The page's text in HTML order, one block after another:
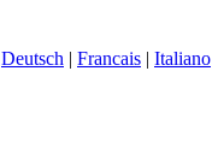
Deutsch | Francais | Italiano